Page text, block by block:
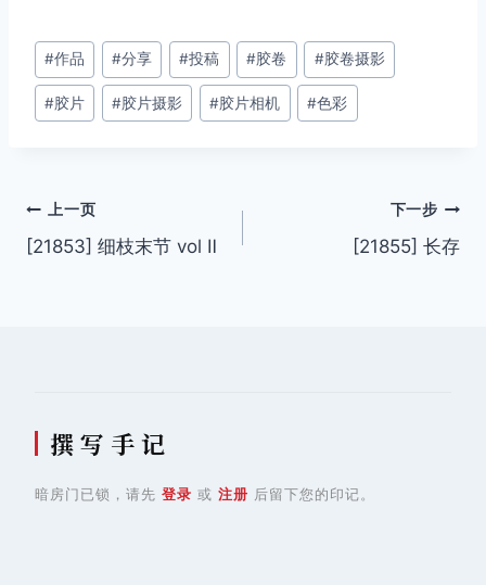
文
章
标
#作品 #分享 #投稿 #胶卷 #胶卷摄影
#胶片 #胶片摄影 #胶片相机 #色彩
文
章
上一页
[21853] 细枝末节 vol Ⅱ
下一步
[21855] 长存
撰 写 手 记
暗房门已锁，请先 登录 或 注册 后留下您的印记。